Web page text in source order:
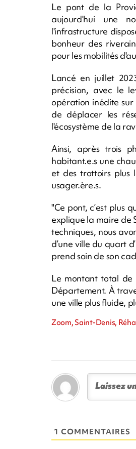
Le pont de la
aujourd'hui une
l'infrastructure
bonheur des
pour les mobilités
Lancé en juillet
précision, avec le
opération inédite
de déplacer les
l'écosystème de la
Ainsi, après trois
habitant.e.s une
et des trottoirs plus
usager.ère.s.
"Ce pont, c’est plus
explique la maire de
techniques, nous
d’une ville du quart
prend soin de son
Le montant total de
Département. À
une ville plus fluide,
Zoom, Saint-Denis,
1 COMMENTAIRES